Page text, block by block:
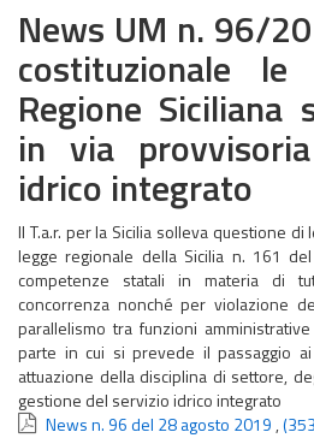
News UM n. 96/
costituzionale
Regione Siciliana
in via
idrico integrato
Il T.a.r. per la Sicilia solleva questione
legge regionale della Sicilia n. 161
competenze statali in materia di
concorrenza nonché per violazione
parallelismo tra funzioni
parte in cui si prevede il passaggio
attuazione della disciplina di settore,
gestione del servizio idrico integrato
News n. 96 del 28 agosto 2019 ,